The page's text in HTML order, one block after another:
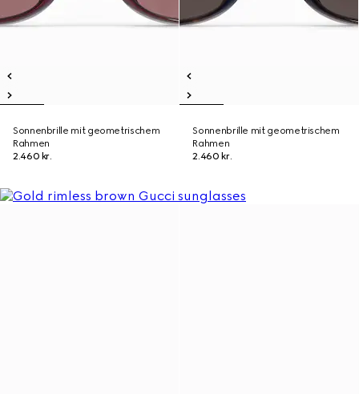
Sonnenbrille mit geometrischem
Rahmen
2.460 kr.
Sonnenbrille mit geometrischem
Rahmen
2.460 kr.